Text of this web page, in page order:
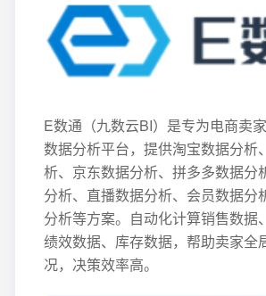
E数通（九数云BI）是专为电商卖
数据分析平台，提供淘宝数据分析
析、京东数据分析、拼多多数据分
分析、直播数据分析、会员数据分
分析等方案。自动化计算销售数据
绩效数据、库存数据，帮助卖家全
况，决策效率高。